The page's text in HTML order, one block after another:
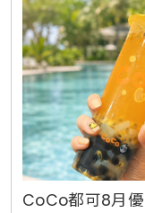
CoCo都可8月優